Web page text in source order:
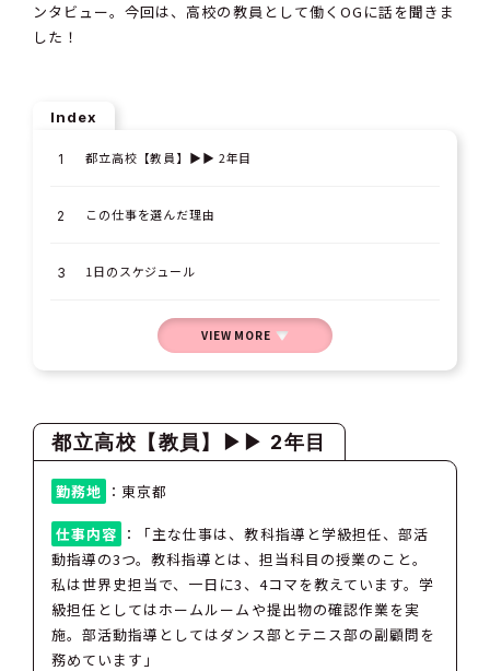
ンタビュー。今回は、高校の教員として働くOGに話を聞きま
した！
Index
都立高校【教員】▶︎▶︎ 2年目
この仕事を選んだ理由
1日のスケジュール
VIEW MORE
都立高校 【教員】 ▶︎▶︎ 2年目
勤務地 ：東京都
仕事内容 ：「主な仕事は、教科指導と学級担任、部活
動指導の3つ。教科指導とは、担当科目の授業のこと。
私は世界史担当で、一日に3、4コマを教えています。学
級担任としてはホームルームや提出物の確認作業を実
施。部活動指導としてはダンス部とテニス部の副顧問を
務めています」